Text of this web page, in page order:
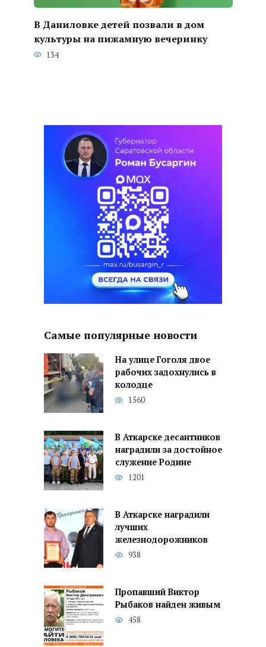
В Даниловке детей позвали в дом
культуры на пижамную вечеринку
134
Самые популярные новости
На улице Гоголя двое
рабочих задохнулись в
колодце
1560
В Аткарске десантников
наградили за достойное
служение Родине
1201
В Аткарске наградили
лучших
железнодорожников
938
Пропавший Виктор
Рыбаков найден живым
458